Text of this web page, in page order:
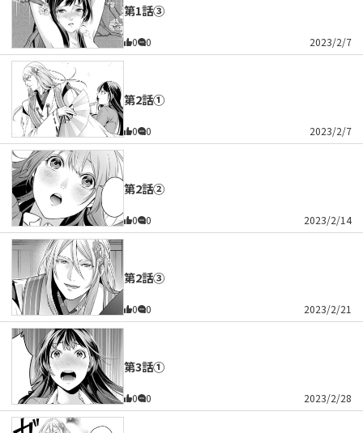
第1話③
0 0 2023/2/7
第2話①
0 0 2023/2/7
第2話②
0 0 2023/2/14
第2話③
0 0 2023/2/21
第3話①
0 0 2023/2/28